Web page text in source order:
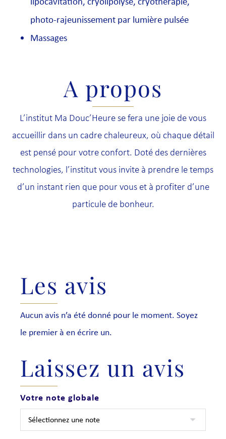
photo-rajeunissement par lumière pulsée
Massages
A propos
L’institut Ma Douc’Heure se fera une joie de vous
accueillir dans un cadre chaleureux, où chaque détail
est pensé pour votre confort. Doté des dernières
technologies, l’institut vous invite à prendre le temps
d’un instant rien que pour vous et à profiter d’une
particule de bonheur.
Les avis
Aucun avis n’a été donné pour le moment. Soyez
le premier à en écrire un.
Laissez un avis
Votre note globale